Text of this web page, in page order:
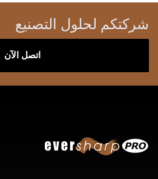
شركتكم لحلول التصنيع
اتصل الآن